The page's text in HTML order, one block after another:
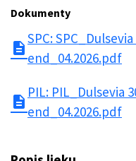
Dokumenty
description
SPC:
end_04.2026.pdf
description
PIL: PIL_Dulsevia
end_04.2026.pdf